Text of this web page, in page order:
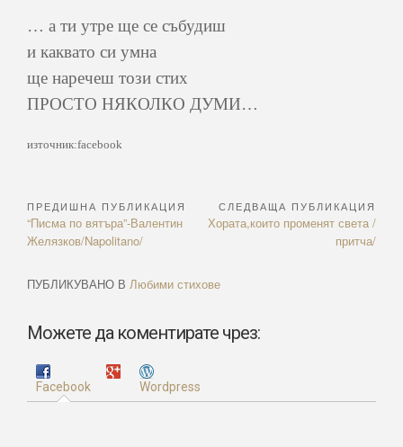
… а ти утре ще се събудиш
и каквато си умна
ще наречеш този стих
ПРОСТО НЯКОЛКО ДУМИ…
източник:facebook
Навигация
ПРЕДИШНА ПУБЛИКАЦИЯ
Previous
Article:
“Писма по вятъра”-Валентин
Желязков/Napolitano/
СЛЕДВАЩА ПУБЛИКАЦИЯ
Next
Хората,които променят света /
притча/
ПУБЛИКУВАНО В Любими стихове
Можете да коментирате чрез:
Facebook Wordpress